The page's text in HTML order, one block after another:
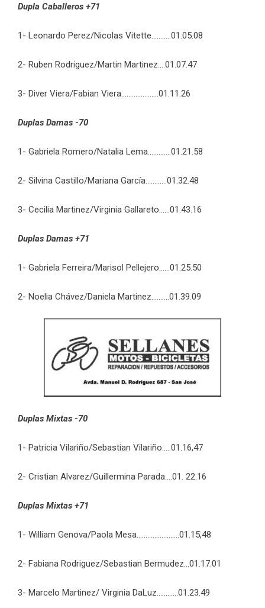
Dupla Caballeros +71
1- Leonardo Perez/Nicolas Vitette………..01.05.08
2- Ruben Rodriguez/Martin Martinez….01.07.47
3- Diver Viera/Fabian Viera…………………01.11.26
Duplas Damas -70
1- Gabriela Romero/Natalia Lema………….01.21.58
2- Silvina Castillo/Mariana García…………01.32.48
3- Cecilia Martinez/Virginia Gallareto……01.43.16
Duplas Damas +71
1- Gabriela Ferreira/Marisol Pellejero……01.25.50
2- Noelia Chávez/Daniela Martinez……….01.39.09
Duplas Mixtas -70
1- Patricia Vilariño/Sebastian Vilariño…..01.16,47
2- Cristian Alvarez/Guillermina Parada….01. 22.16
Duplas Mixtas +71
1- William Genova/Paola Mesa……………………01.15,48
2- Fabiana Rodriguez/Sebastian Bermudez…01.17.01
3- Marcelo Martinez/ Virginia DaLuz…………01.23.49